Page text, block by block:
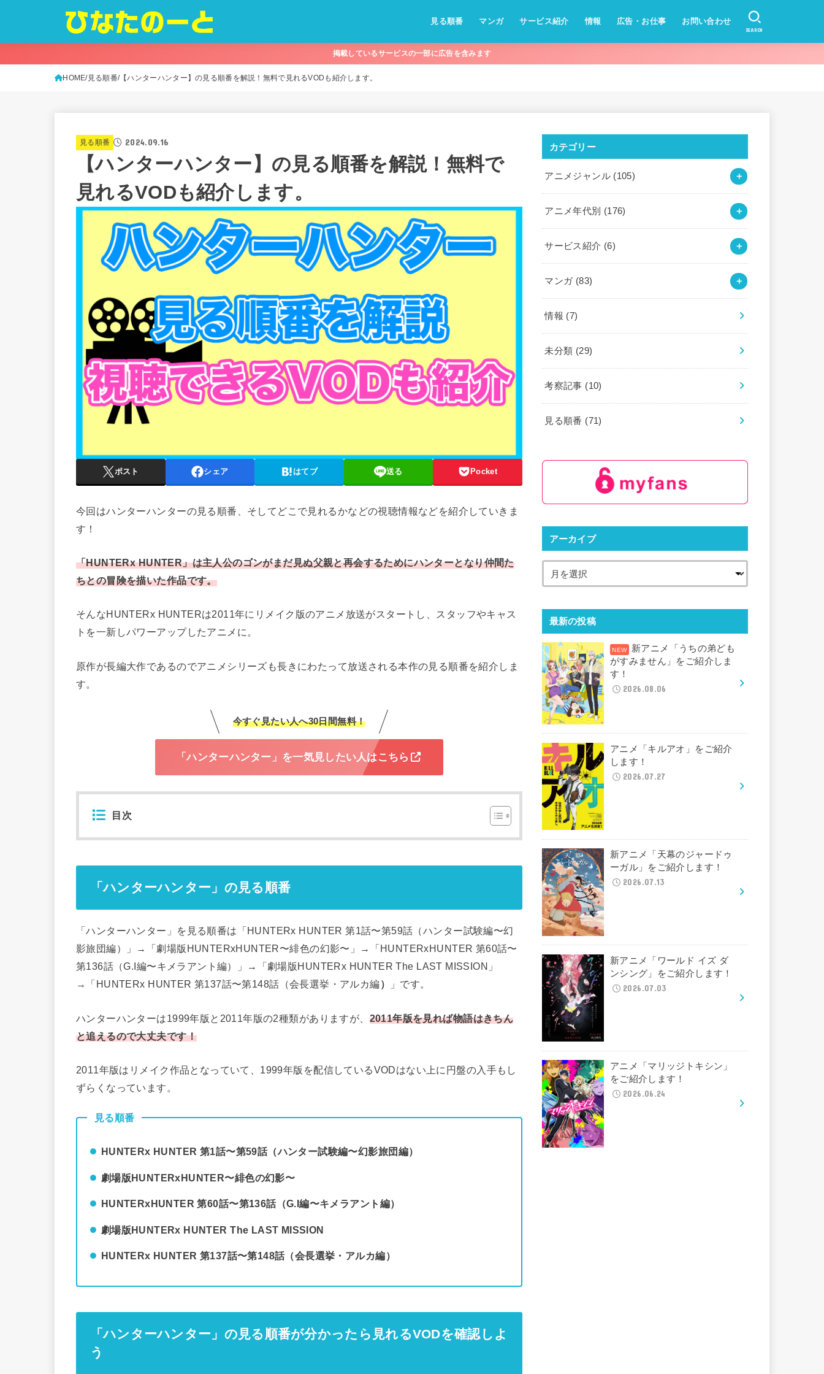
見る順番 マンガ サービス紹介 情報 広告・お仕事 お問い合わせ
SEARCH
掲載しているサービスの一部に広告を含みます
HOME 見る順番 【ハンターハンター】の見る順番を解説！無料で見れるVODも紹介します。
見る順番 2024.09.16
【ハンターハンター】の見る順番を解説！無料で
見れるVODも紹介します。
ポスト シェア はてブ 送る Pocket
今回はハンターハンターの見る順番、そしてどこで見れるかなどの視聴情報などを紹介していきま
す！
「HUNTERx HUNTER」は主人公のゴンがまだ見ぬ父親と再会するためにハンターとなり仲間た
ちとの冒険を描いた作品です。
そんなHUNTERx HUNTERは2011年にリメイク版のアニメ放送がスタートし、スタッフやキャス
トを一新しパワーアップしたアニメに。
原作が長編大作であるのでアニメシリーズも長きにわたって放送される本作の見る順番を紹介しま
す。
今すぐ見たい人へ30日間無料！
「ハンターハンター」を一気見したい人はこちら
目次
「ハンターハンター」の見る順番
「ハンターハンター」を見る順番は「HUNTERx HUNTER 第1話〜第59話（ハンター試験編〜幻
影旅団編）」→「劇場版HUNTERxHUNTER〜緋色の幻影〜」→「HUNTERxHUNTER 第60話〜
第136話（G.I編〜キメラアント編）」→「劇場版HUNTERx HUNTER The LAST MISSION」
→「HUNTERx HUNTER 第137話〜第148話（会長選挙・アルカ編） 」です。
ハンターハンターは1999年版と2011年版の2種類がありますが、 2011年版を見れば物語はきちん
と追えるので大丈夫です！
2011年版はリメイク作品となっていて、1999年版を配信しているVODはない上に円盤の入手もし
ずらくなっています。
見る順番
HUNTERx HUNTER 第1話〜第59話（ハンター試験編〜幻影旅団編）
劇場版HUNTERxHUNTER〜緋色の幻影〜
HUNTERxHUNTER 第60話〜第136話（G.I編〜キメラアント編）
劇場版HUNTERx HUNTER The LAST MISSION
HUNTERx HUNTER 第137話〜第148話（会長選挙・アルカ編）
「ハンターハンター」の見る順番が分かったら見れるVODを確認しよ
う
カテゴリー
アニメジャンル (105)
アニメ年代別 (176)
サービス紹介 (6)
マンガ (83)
情報 (7)
未分類 (29)
考察記事 (10)
見る順番 (71)
アーカイブ
最新の投稿
新アニメ「うちの弟ども
がすみません」をご紹介しま
す！
2026.08.06
アニメ「キルアオ」をご紹介
します！
2026.07.27
新アニメ「天幕のジャードゥ
ーガル」をご紹介します！
2026.07.13
新アニメ「ワールド イズ ダ
ンシング」をご紹介します！
2026.07.03
アニメ「マリッジトキシン」
をご紹介します！
2026.06.24